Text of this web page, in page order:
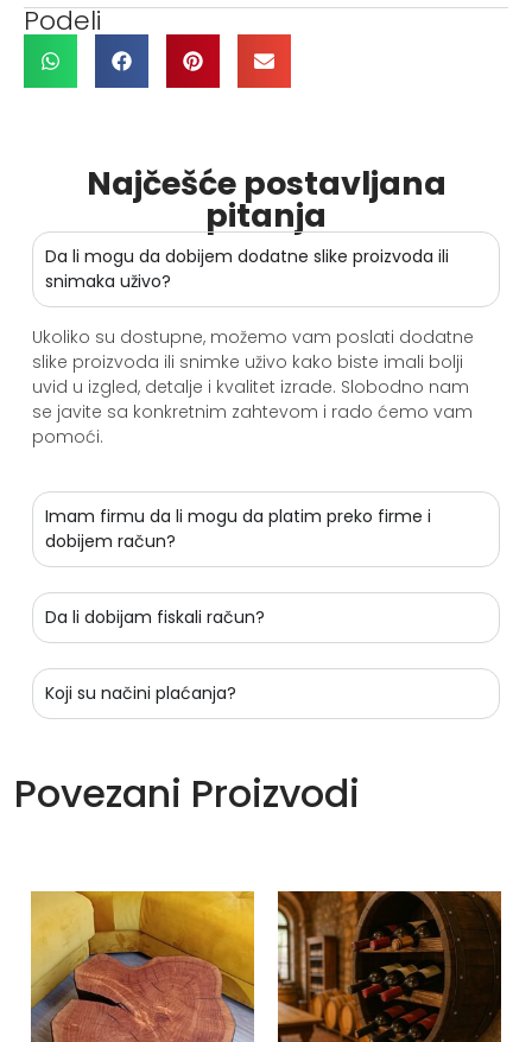
Podeli
Najčešće postavljana
pitanja
Da li mogu da dobijem dodatne slike proizvoda ili
snimaka uživo?
Ukoliko su dostupne, možemo vam poslati dodatne
slike proizvoda ili snimke uživo kako biste imali bolji
uvid u izgled, detalje i kvalitet izrade. Slobodno nam
se javite sa konkretnim zahtevom i rado ćemo vam
pomoći.
Imam firmu da li mogu da platim preko firme i
dobijem račun?
Da li dobijam fiskali račun?
Koji su načini plaćanja?
Povezani Proizvodi